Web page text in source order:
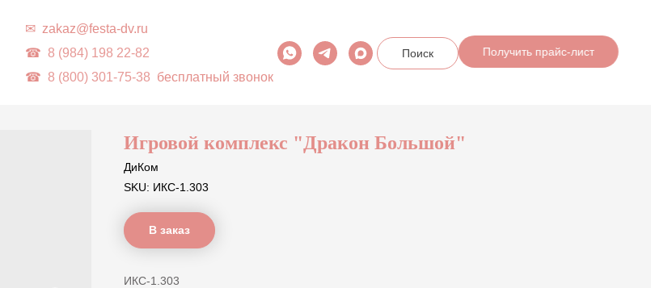
✉ zakaz@festa-dv.ru
☎ 8 (984) 198 22-82
☎ 8 (800) 301-75-38 бесплатный звонок
Поиск Получить прайс-лист
Игровой комплекс "Дракон Большой"
ДиКом
SKU: ИКС-1.303
В заказ
ИКС-1.303